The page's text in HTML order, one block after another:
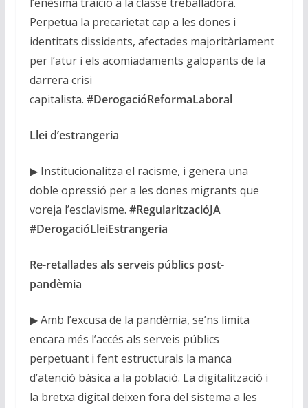
Perpetua la precarietat cap a les dones i
identitats dissidents, afectades majoritàriament
per l’atur i els acomiadaments galopants de la
darrera crisi
capitalista. #DerogacióReformaLaboral
Llei d’estrangeria
▶ Institucionalitza el racisme, i genera una
doble opressió per a les dones migrants que
voreja l’esclavisme. #RegularitzacióJA
#DerogacióLleiEstrangeria
Re-retallades als serveis públics post-
pandèmia
▶ Amb l’excusa de la pandèmia, se’ns limita
encara més l’accés als serveis públics
perpetuant i fent estructurals la manca
d’atenció bàsica a la població. La digitalització i
la bretxa digital deixen fora del sistema a les